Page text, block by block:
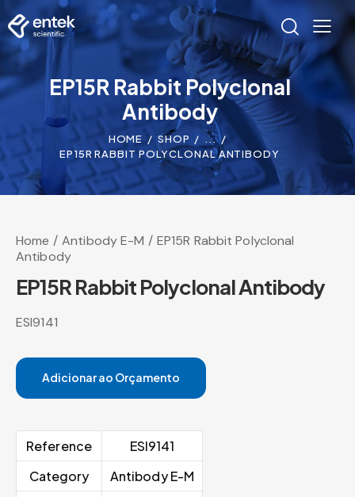
EP15R Rabbit Polyclonal
Antibody
HOME SHOP
...
EP15R RABBIT POLYCLONAL ANTIBODY
Home Antibody E-M
EP15R Rabbit Polyclonal
Antibody
EP15R Rabbit Polyclonal Antibody
ESI9141
Adicionar ao Orçamento
Reference
ESI9141
Category
Antibody E-M